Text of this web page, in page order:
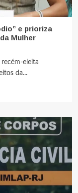
e prioriza
Mulher
eleita
da...